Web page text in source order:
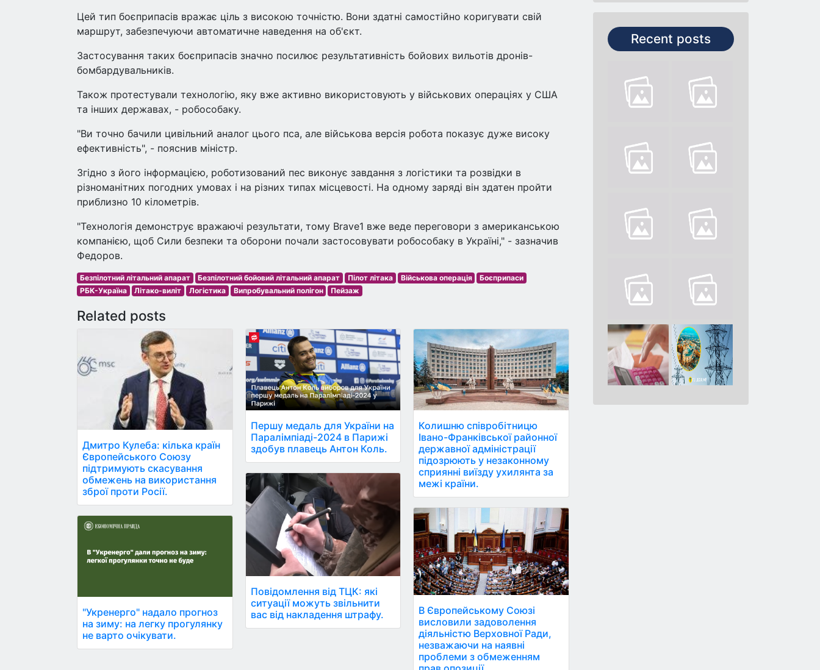
Recent posts
Цей тип боєприпасів вражає ціль з високою точністю. Вони здатні самостійно коригувати свій
маршрут, забезпечуючи автоматичне наведення на об'єкт.
Застосування таких боєприпасів значно посилює результативність бойових вильотів дронів-
бомбардувальників.
Також протестували технологію, яку вже активно використовують у військових операціях у США
та інших державах, - робособаку.
"Ви точно бачили цивільний аналог цього пса, але військова версія робота показує дуже високу
ефективність", - пояснив міністр.
Згідно з його інформацією, роботизований пес виконує завдання з логістики та розвідки в
різноманітних погодних умовах і на різних типах місцевості. На одному заряді він здатен пройти
приблизно 10 кілометрів.
"Технологія демонструє вражаючі результати, тому Brave1 вже веде переговори з американською
компанією, щоб Сили безпеки та оборони почали застосовувати робособаку в Україні," - зазначив
Федоров.
Безпілотний літальний апарат Безпілотний бойовий літальний апарат Пілот літака Військова операція
Боєприпаси
РБК-Україна
Літако-виліт Логістика Випробувальний полігон Пейзаж
Related posts
Дмитро Кулеба: кілька країн
Європейського Союзу
підтримують скасування
обмежень на використання
зброї проти Росії.
"Укренерго" надало прогноз
на зиму: на легку прогулянку
не варто очікувати.
Першу медаль для України на
Паралімпіаді-2024 в Парижі
здобув плавець Антон Коль.
Повідомлення від ТЦК: які
ситуації можуть звільнити
вас від накладення штрафу.
Колишню співробітницю
Івано-Франківської районної
державної адміністрації
підозрюють у незаконному
сприянні виїзду ухилянта за
межі країни.
В Європейському Союзі
висловили задоволення
діяльністю Верховної Ради,
незважаючи на наявні
проблеми з обмеженням